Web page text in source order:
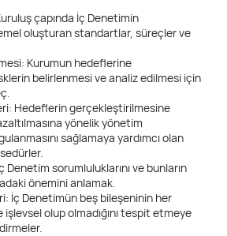
çapında İç Denetimin
oluşturan standartlar, süreçler ve
Kurumun hedeflerine
belirlenmesi ve analiz edilmesi için
Hedeflerin gerçekleştirilmesine
yönelik yönetim
sağlamaya yardımcı olan
Denetim sorumluluklarını ve bunların
önemini anlamak.
İç Denetimün beş bileşeninin her
olup olmadığını tespit etmeye